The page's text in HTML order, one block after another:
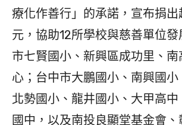
療化作善行」的承諾，宣布捐
元，協助12所學校與慈善單位
市七賢國小、新興區成功里、南
心；台中市大鵬國小、南興國小
北勢國小、龍井國小、大甲高
國中，以及南投良顯堂基金會